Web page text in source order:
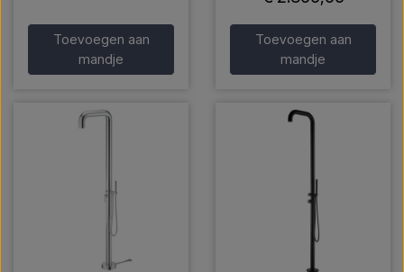
Toevoegen aan
mandje
Toevoegen aan
mandje